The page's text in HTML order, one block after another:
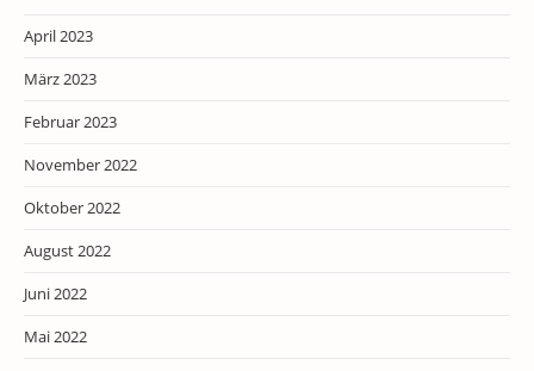
April 2023
März 2023
Februar 2023
November 2022
Oktober 2022
August 2022
Juni 2022
Mai 2022